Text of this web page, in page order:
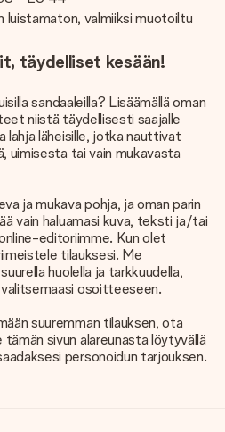
luistamaton, valmiiksi muotoiltu
täydelliset kesään!
sandaaleilla? Lisäämällä oman
niistä täydellisesti saajalle
lahja läheisille, jotka nauttivat
uimisesta tai vain mukavasta
ja mukava pohja, ja oman parin
vain haluamasi kuva, teksti ja/tai
editoriimme. Kun olet
tilauksesi. Me
huolella ja tarkkuudella,
osoitteeseen.
suuremman tilauksen, ota
sivun alareunasta löytyvällä
personoidun tarjouksen.